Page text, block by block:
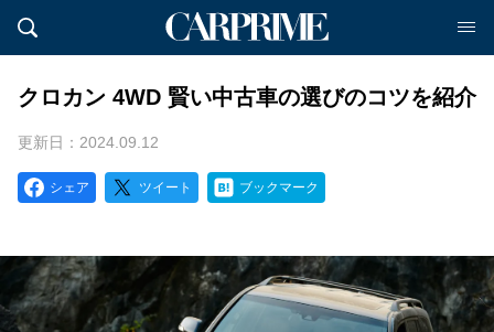
クロカン 4WD 賢い中古車の選びのコツを紹介
更新日：2024.09.12
シェア ツイート ブックマーク